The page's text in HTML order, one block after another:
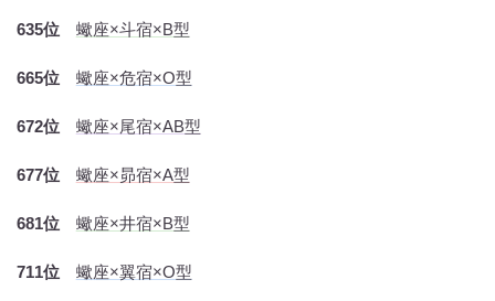
635位 蠍座×斗宿×B型
665位 蠍座×危宿×O型
672位 蠍座×尾宿×AB型
677位 蠍座×昴宿×A型
681位 蠍座×井宿×B型
711位 蠍座×翼宿×O型